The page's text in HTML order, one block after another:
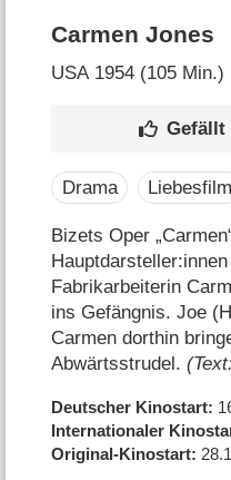
Carmen Jones
USA1954 (105 Min.)
Drama Liebesfilm
Bizets Oper
Fabrikarbeiterin
ins Gefängnis. Joe
Carmen dorthin
Abwärtsstrudel.
Deutscher Kinostart
Internationaler
Original-Kinostart